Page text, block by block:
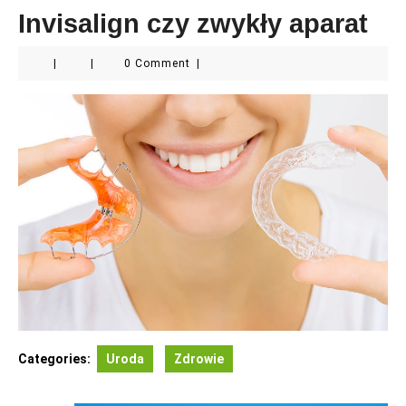
Invisalign czy zwykły aparat
0 Comment
Categories: Uroda Zdrowie